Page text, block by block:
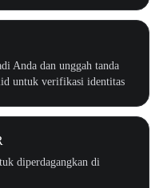
Anda dan unggah tanda
untuk verifikasi identitas
diperdagangkan di